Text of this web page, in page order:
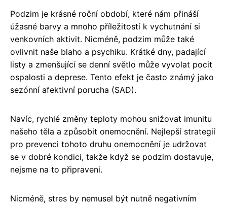
Podzim je krásné roční období, které nám přináší
úžasné barvy a mnoho příležitostí k vychutnání si
venkovních aktivit. Nicméně, podzim může také
ovlivnit naše blaho a psychiku. Krátké dny, padající
listy a zmenšující se denní světlo může vyvolat pocit
ospalosti a deprese. Tento efekt je často známý jako
sezónní afektivní porucha (SAD).
Navíc, rychlé změny teploty mohou snižovat imunitu
našeho těla a způsobit onemocnění. Nejlepší strategií
pro prevenci tohoto druhu onemocnění je udržovat
se v dobré kondici, takže když se podzim dostavuje,
nejsme na to připraveni.
Nicméně, stres by nemusel být nutně negativním